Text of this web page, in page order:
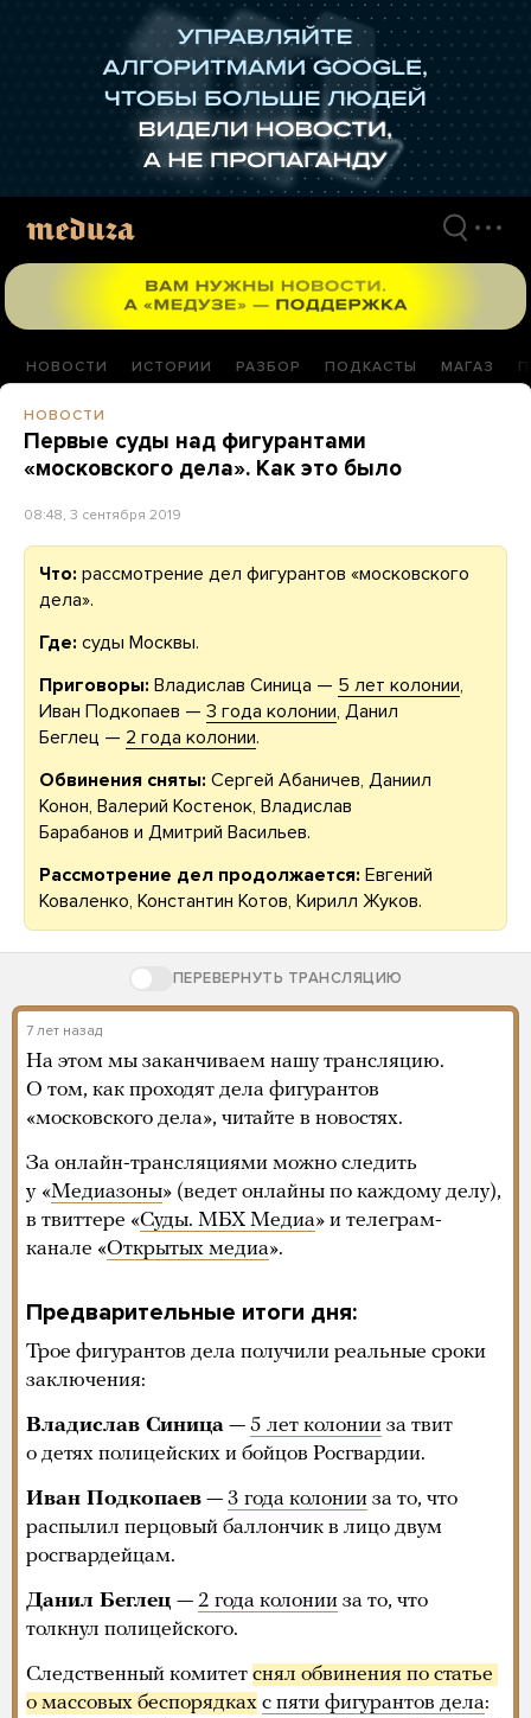
НОВОСТИ ИСТОРИИ РАЗБОР ПОДКАСТЫ МАГАЗ
НОВОСТИ
Первые суды над фигурантами
«московского дела». Как это было
08:48, 3 сентября 2019
Что: рассмотрение дел фигурантов «московского
дела».
Где: суды Москвы.
Приговоры: Владислав Синица — 5 лет колонии,
Иван Подкопаев — 3 года колонии, Данил
Беглец — 2 года колонии.
Обвинения сняты: Сергей Абаничев, Даниил
Конон, Валерий Костенок, Владислав
Барабанов и Дмитрий Васильев.
Рассмотрение дел продолжается: Евгений
Коваленко, Константин Котов, Кирилл Жуков.
ПЕРЕВЕРНУТЬ ТРАНСЛЯЦИЮ
7 лет назад
На этом мы заканчиваем нашу трансляцию.
О том, как проходят дела фигурантов
«московского дела», читайте в новостях.
За онлайн-трансляциями можно следить
у «Медиазоны» (ведет онлайны по каждому делу),
в твиттере «Суды. МБХ Медиа» и телеграм-
канале «Открытых медиа».
Предварительные итоги дня:
Трое фигурантов дела получили реальные сроки
заключения:
Владислав Синица — 5 лет колонии за твит
о детях полицейских и бойцов Росгвардии.
Иван Подкопаев — 3 года колонии за то, что
распылил перцовый баллончик в лицо двум
росгвардейцам.
Данил Беглец — 2 года колонии за то, что
толкнул полицейского.
Следственный комитет снял обвинения по статье
о массовых беспорядках с пяти фигурантов дела: